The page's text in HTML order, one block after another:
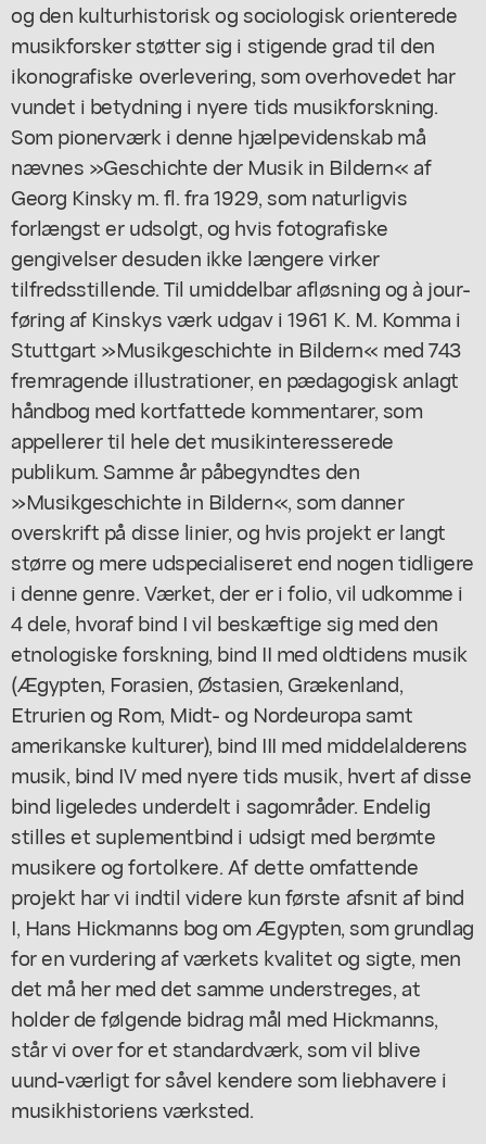
og den kulturhistorisk og sociologisk orienterede
musikforsker støtter sig i stigende grad til den
ikonografiske overlevering, som overhovedet har
vundet i betydning i nyere tids musikforskning.
Som pionerværk i denne hjælpevidenskab må
nævnes »Geschichte der Musik in Bildern« af
Georg Kinsky m. fl. fra 1929, som naturligvis
forlængst er udsolgt, og hvis fotografiske
gengivelser desuden ikke længere virker
tilfredsstillende. Til umiddelbar afløsning og à jour-
føring af Kinskys værk udgav i 1961 K. M. Komma i
Stuttgart »Musikgeschichte in Bildern« med 743
fremragende illustrationer, en pædagogisk anlagt
håndbog med kortfattede kommentarer, som
appellerer til hele det musikinteresserede
publikum. Samme år påbegyndtes den
»Musikgeschichte in Bildern«, som danner
overskrift på disse linier, og hvis projekt er langt
større og mere udspecialiseret end nogen tidligere
i denne genre. Værket, der er i folio, vil udkomme i
4 dele, hvoraf bind I vil beskæftige sig med den
etnologiske forskning, bind II med oldtidens musik
(Ægypten, Forasien, Østasien, Grækenland,
Etrurien og Rom, Midt- og Nordeuropa samt
amerikanske kulturer), bind III med middelalderens
musik, bind IV med nyere tids musik, hvert af disse
bind ligeledes underdelt i sagområder. Endelig
stilles et suplementbind i udsigt med berømte
musikere og fortolkere. Af dette omfattende
projekt har vi indtil videre kun første afsnit af bind
I, Hans Hickmanns bog om Ægypten, som grundlag
for en vurdering af værkets kvalitet og sigte, men
det må her med det samme understreges, at
holder de følgende bidrag mål med Hickmanns,
står vi over for et standardværk, som vil blive
uund-værligt for såvel kendere som liebhavere i
musikhistoriens værksted.